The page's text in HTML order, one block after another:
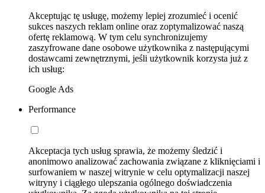
Akceptując tę usługę, możemy lepiej zrozumieć i ocenić
sukces naszych reklam online oraz zoptymalizować naszą
ofertę reklamową. W tym celu synchronizujemy
zaszyfrowane dane osobowe użytkownika z następującymi
dostawcami zewnętrznymi, jeśli użytkownik korzysta już z
ich usług:
Google Ads
Performance
Akceptacja tych usług sprawia, że możemy śledzić i
anonimowo analizować zachowania związane z kliknięciami i
surfowaniem w naszej witrynie w celu optymalizacji naszej
witryny i ciągłego ulepszania ogólnego doświadczenia